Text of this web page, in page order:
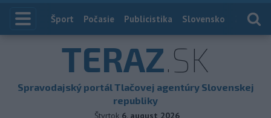
Index
Šport Počasie Publicistika Slovensko
TERAZ.SK
Spravodajský portál Tlačovej agentúry Slovenskej
republiky
Štvrtok 6. august 2026